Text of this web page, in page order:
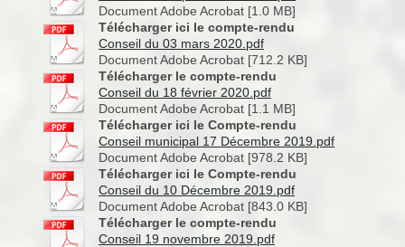
Document Adobe Acrobat [1.0 MB]
Télécharger ici le compte-rendu
Conseil du 03 mars 2020.pdf
Document Adobe Acrobat [712.2 KB]
Télécharger le compte-rendu
Conseil du 18 février 2020.pdf
Document Adobe Acrobat [1.1 MB]
Télécharger ici le Compte-rendu
Conseil municipal 17 Décembre 2019.pdf
Document Adobe Acrobat [978.2 KB]
Télécharger ici le Compte-rendu
Conseil du 10 Décembre 2019.pdf
Document Adobe Acrobat [843.0 KB]
Télécharger le compte-rendu
Conseil 19 novembre 2019.pdf